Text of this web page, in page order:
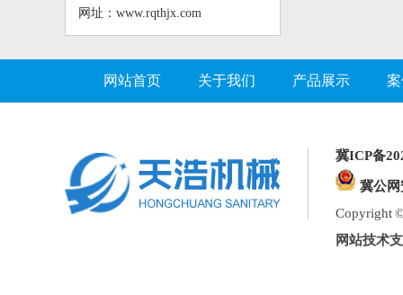
网址：www.rqthjx.com
网站首页 关于我们 产品展示
冀ICP备
冀公网
Copyright
网站技术